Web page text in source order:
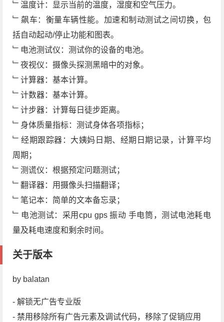
﹂温度计：显示当前的温度，湿度和空气压力。
﹂飙车：衡量车辆性能。加速和制动测试之间切换，包
括自动起动/停止功能和图表。
﹂电池测试仪：测试你的设备的电池。
﹂夜视仪：摄像头探测黑暗中的对象。
﹂计算器：基本计算。
﹂计数器：基本计算。
﹂计步器：计算每日徒步距离。
﹂身体质量指标：测试身体各项指标；
﹂经期跟踪器：大姨妈日期、经期日期记录，计算平均
周期；
﹂测谎仪：根据预定问题测试；
﹂翻译器：用摄像头扫描翻译；
﹂笔记本：简单的文本备忘录；
﹂电池测试：采用cpu gps 振动 手电筒，测试电池耗电
量及耗电速度和剩余时间。
关于版本
by balatan
- 解锁无广告专业版
- 禁用移除所有广告元素及调试代码，移除了促销应用